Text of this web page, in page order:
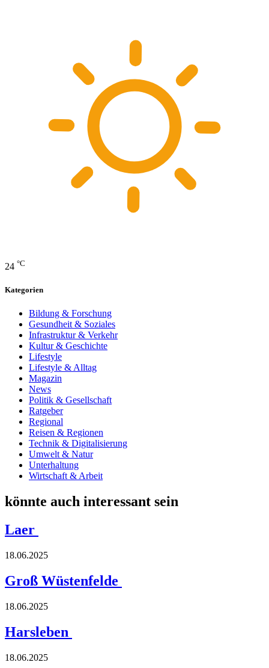
24 °C
Kategorien
Bildung & Forschung
Gesundheit & Soziales
Infrastruktur & Verkehr
Kultur & Geschichte
Lifestyle
Lifestyle & Alltag
Magazin
News
Politik & Gesellschaft
Ratgeber
Regional
Reisen & Regionen
Technik & Digitalisierung
Umwelt & Natur
Unterhaltung
Wirtschaft & Arbeit
könnte auch interessant sein
Laer
18.06.2025
Groß Wüstenfelde
18.06.2025
Harsleben
18.06.2025